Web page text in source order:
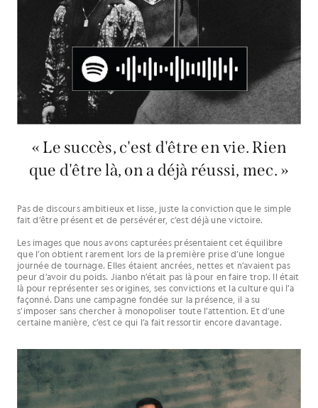
« Le succès, c'est d'être en vie. Rien
que d'être là, on a déjà réussi, mec. »
Pas de discours ambitieux et lisse, juste la conviction que le simple
fait d’être présent et de persévérer, c’est déjà une victoire.
Les images que nous avons capturées présentaient cet équilibre
que l’on obtient rarement lors de la première prise d’une longue
journée de tournage. Elles étaient ancrées, nettes et n’avaient pas
peur d’avoir du poids. Jianbo n’était pas là pour en faire trop. Il était
là pour représenter ses origines, ses convictions et la culture qui l’a
façonné. Dans une campagne fondée sur la présence, il a su
s’imposer sans chercher à monopoliser toute l’attention. Et d’une
certaine manière, c’est ce qui l’a fait ressortir encore davantage.